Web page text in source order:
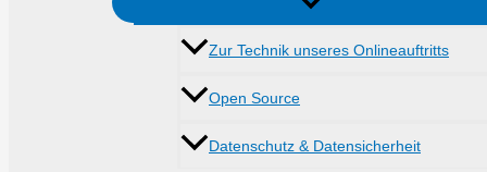
Zur Technik unseres Onlineauftritts
Open Source
Datenschutz & Datensicherheit